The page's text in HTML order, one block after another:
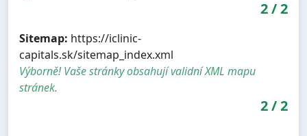
2/2
Sitemap: https://iclinic-
capitals.sk/sitemap_index.xml
Výborně! Vaše stránky obsahují validní XML mapu
stránek.
2/2